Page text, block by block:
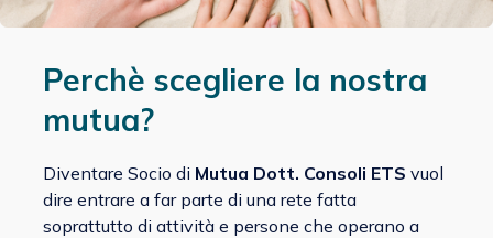
Perchè scegliere la nostra
mutua?
Diventare Socio di Mutua Dott. Consoli ETS vuol
dire entrare a far parte di una rete fatta
soprattutto di attività e persone che operano a